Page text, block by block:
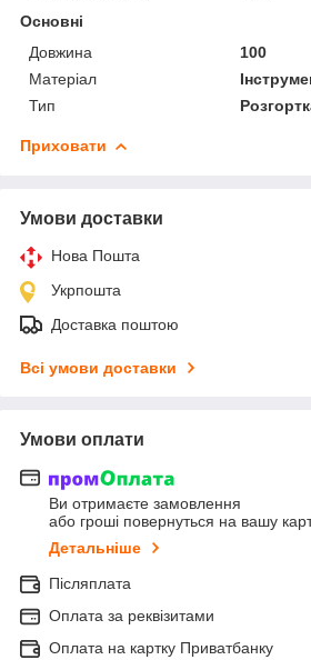
Основні
Довжина
100
Матеріал
Тип
Приховати
Умови доставки
Нова Пошта
Укрпошта
Доставка поштою
Всі умови доставки
Умови оплати
Ви отримаєте замовлення
або гроші повернуться на вашу
Детальніше
Післяплата
Оплата за реквізитами
Оплата на картку Приватбанку